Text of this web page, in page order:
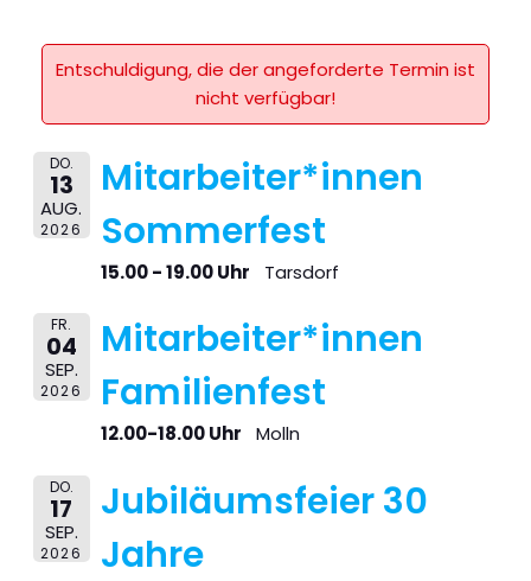
Entschuldigung, die der angeforderte Termin ist
nicht verfügbar!
DO.
13
AUG.
2026
Mitarbeiter*innen
Sommerfest
15.00 - 19.00 Uhr Tarsdorf
FR.
04
SEP.
2026
Mitarbeiter*innen
Familienfest
12.00-18.00 Uhr Molln
DO.
17
SEP.
2026
Jubiläumsfeier 30
Jahre